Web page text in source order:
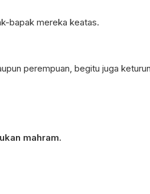
bapak mereka keatas.
perempuan, begitu juga
mahram.